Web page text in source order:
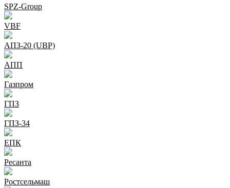
SPZ-Group
VBF
АПЗ-20 (UBP)
АПП
Газпром
ГПЗ
ГПЗ-34
ЕПК
Ресанта
Ростсельмаш